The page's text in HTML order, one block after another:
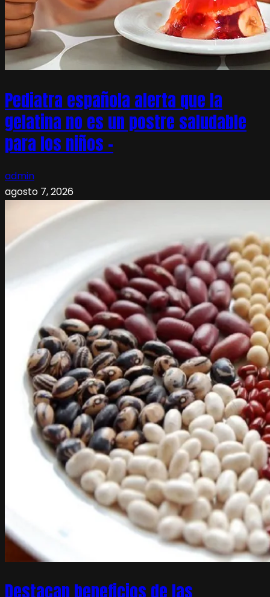
Pediatra española alerta que la
gelatina no es un postre saludable
para los niños –
admin
agosto 7, 2026
Destacan beneficios de las